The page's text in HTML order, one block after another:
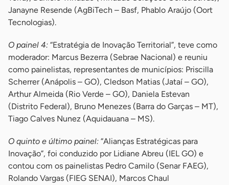
Janayne Resende (AgBiTech – Basf, Phablo Araújo (Oort
Tecnologias).
O painel 4: “Estratégia de Inovação Territorial”, teve como
moderador: Marcus Bezerra (Sebrae Nacional) e reuniu
como painelistas, representantes de municípios: Priscilla
Scherrer (Anápolis – GO), Cledson Matias (Jataí – GO),
Arthur Almeida (Rio Verde – GO), Daniela Estevan
(Distrito Federal), Bruno Menezes (Barra do Garças – MT),
Tiago Calves Nunez (Aquidauana – MS).
O quinto e último painel: “Alianças Estratégicas para
Inovação”, foi conduzido por Lidiane Abreu (IEL GO) e
contou com os painelistas Pedro Camilo (Senar FAEG),
Rolando Vargas (FIEG SENAI), Marcos Chaul